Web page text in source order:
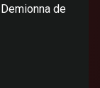
de